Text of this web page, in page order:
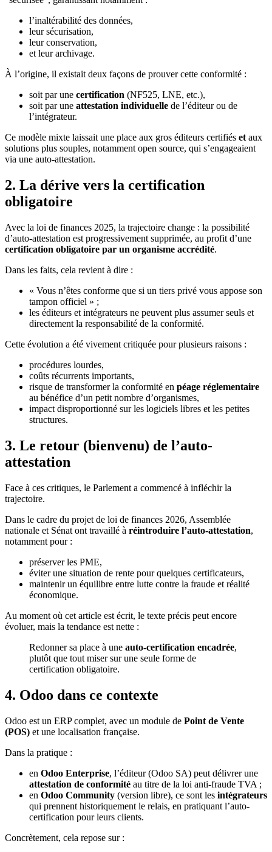
l’inaltérabilité des données,
leur sécurisation,
leur conservation,
et leur archivage.
À l’origine, il existait deux façons de prouver cette conformité :
soit par une certification (NF525, LNE, etc.),
soit par une attestation individuelle de l’éditeur ou de
l’intégrateur.
Ce modèle mixte laissait une place aux gros éditeurs certifiés et aux
solutions plus souples, notamment open source, qui s’engageaient
via une auto-attestation.
2. La dérive vers la certification
obligatoire
Avec la loi de finances 2025, la trajectoire change : la possibilité
d’auto-attestation est progressivement supprimée, au profit d’une
certification obligatoire par un organisme accrédité.
Dans les faits, cela revient à dire :
« Vous n’êtes conforme que si un tiers privé vous appose son
tampon officiel » ;
les éditeurs et intégrateurs ne peuvent plus assumer seuls et
directement la responsabilité de la conformité.
Cette évolution a été vivement critiquée pour plusieurs raisons :
procédures lourdes,
coûts récurrents importants,
risque de transformer la conformité en péage réglementaire
au bénéfice d’un petit nombre d’organismes,
impact disproportionné sur les logiciels libres et les petites
structures.
3. Le retour (bienvenu) de l’auto-
attestation
Face à ces critiques, le Parlement a commencé à infléchir la
trajectoire.
Dans le cadre du projet de loi de finances 2026, Assemblée
nationale et Sénat ont travaillé à réintroduire l’auto-attestation,
notamment pour :
préserver les PME,
éviter une situation de rente pour quelques certificateurs,
maintenir un équilibre entre lutte contre la fraude et réalité
économique.
Au moment où cet article est écrit, le texte précis peut encore
évoluer, mais la tendance est nette :
Redonner sa place à une auto-certification encadrée,
plutôt que tout miser sur une seule forme de
certification obligatoire.
4. Odoo dans ce contexte
Odoo est un ERP complet, avec un module de Point de Vente
(POS) et une localisation française.
Dans la pratique :
en Odoo Enterprise, l’éditeur (Odoo SA) peut délivrer une
attestation de conformité au titre de la loi anti-fraude TVA ;
en Odoo Community (version libre), ce sont les intégrateurs
qui prennent historiquement le relais, en pratiquant l’auto-
certification pour leurs clients.
Concrètement, cela repose sur :